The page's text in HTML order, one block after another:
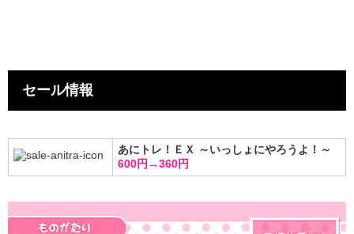
セール情報
あにトレ！ＥＸ ～いっしょにやろうよ！～
600円→360円